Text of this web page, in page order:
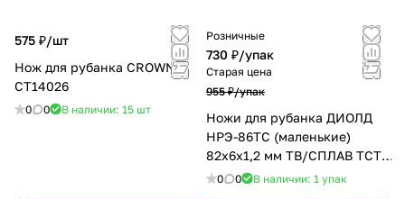
575 ₽/шт
Нож для рубанка CROWN
СТ14026
0 0 В наличии: 15 шт
Розничные
730 ₽/упак
Старая цена
955 ₽/упак
Ножи для рубанка ДИОЛД
НРЭ-86ТС (маленькие)
82x6x1,2 мм ТВ/СПЛАВ ТСТ,
комплект
0 0 В наличии: 1 упак